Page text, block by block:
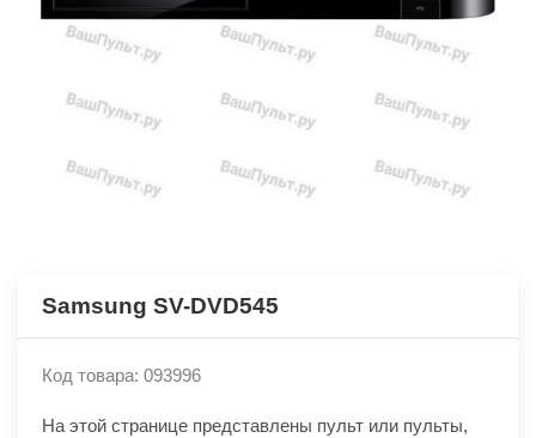
Samsung SV-DVD545
Код товара: 093996
На этой странице представлены пульт или пульты,